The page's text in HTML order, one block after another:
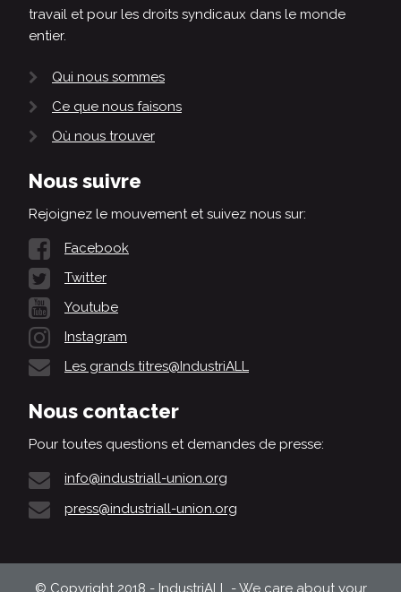
travail et pour les droits syndicaux dans le monde
entier.
Qui nous sommes
Ce que nous faisons
Où nous trouver
Nous suivre
Rejoignez le mouvement et suivez nous sur:
Facebook
Twitter
Youtube
Instagram
Les grands titres@IndustriALL
Nous contacter
Pour toutes questions et demandes de presse:
info@industriall-union.org
press@industriall-union.org
© Copyright 2018 - IndustriALL - We care about your